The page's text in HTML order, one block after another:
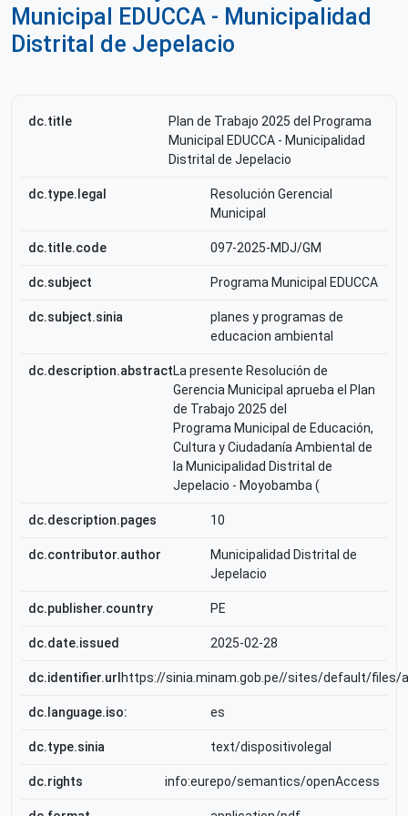
Municipal EDUCCA - Municipalidad
Distrital de Jepelacio
dc.title
Plan de Trabajo 2025 del Programa
Municipal EDUCCA - Municipalidad
Distrital de Jepelacio
dc.type.legal
Resolución Gerencial
Municipal
dc.title.code 097-2025-MDJ/GM
dc.subject Programa Municipal EDUCCA
dc.subject.sinia
planes y programas de
educacion ambiental
dc.description.abstractLa presente Resolución de
Gerencia Municipal aprueba el Plan
de Trabajo 2025 del
Programa Municipal de Educación,
Cultura y Ciudadanía Ambiental de
la Municipalidad Distrital de
Jepelacio - Moyobamba (
dc.description.pages 10
dc.contributor.author
Municipalidad Distrital de
Jepelacio
dc.publisher.country PE
dc.date.issued 2025-02-28
dc.identifier.url https://sinia.minam.gob.pe//sites/default/files/
dc.language.iso: es
dc.type.sinia text/dispositivolegal
dc.rights info:eurepo/semantics/openAccess